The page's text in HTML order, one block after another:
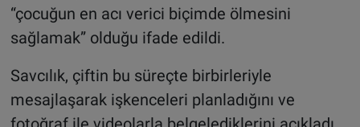
“çocuğun en acı verici biçimde ölmesini
sağlamak” olduğu ifade edildi.
Savcılık, çiftin bu süreçte birbirleriyle
mesajlaşarak işkenceleri planladığını ve